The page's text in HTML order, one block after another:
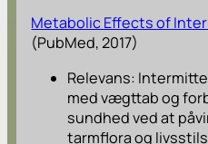
Metabolic Effects of
(PubMed, 2017)
Relevans:
med vægttab og
sundhed ved at
tarmflora og